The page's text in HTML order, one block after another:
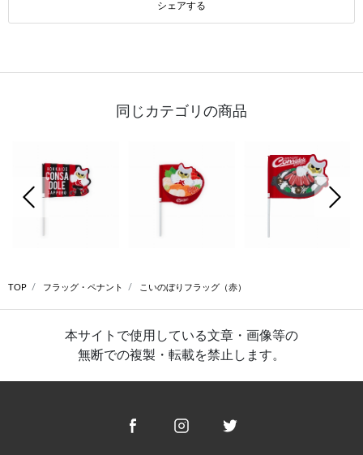
シェアする
同じカテゴリの商品
前の画像
TOP フラッグ・ペナント こいのぼりフラッグ（赤）
本サイトで使用している文章・画像等の
無断での複製・転載を禁止します。